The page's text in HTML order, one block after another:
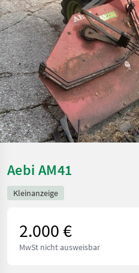
Aebi AM41
Kleinanzeige
2.000 €
MwSt nicht ausweisbar